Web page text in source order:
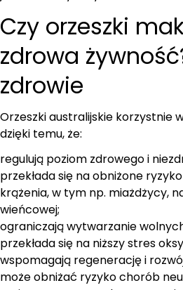
Czy orzeszki
zdrowa
zdrowie
Orzeszki australijskie korzystnie
dzięki temu, że:
regulują poziom zdrowego i
przekłada się na obniżone
krążenia, w tym np. miażdżycy,
wieńcowej;
ograniczają wytwarzanie
przekłada się na niższy stres
wspomagają regenerację i
może obniżać ryzyko chorób